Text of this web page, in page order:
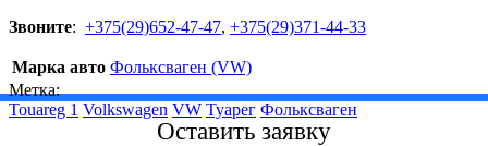
Звоните: +375(29)652-47-47, +375(29)371-44-33
Марка авто Фольксваген (VW)
Метка:
Touareg 1 Volkswagen VW Туарег Фольксваген
Оставить заявку